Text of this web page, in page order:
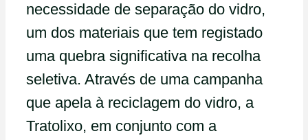
necessidade de separação do vidro,
um dos materiais que tem registado
uma quebra significativa na recolha
seletiva. Através de uma campanha
que apela à reciclagem do vidro, a
Tratolixo, em conjunto com a